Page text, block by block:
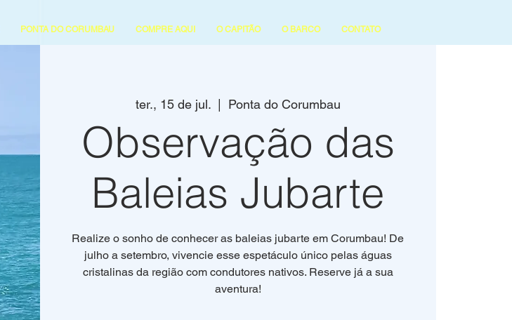
PONTA DO CORUMBAU COMPRE AQUI O CAPITÃO O BARCO CONTATO
ter., 15 de jul.
  |
Ponta do Corumbau
Observação das
Baleias Jubarte
Realize o sonho de conhecer as baleias jubarte em Corumbau! De
julho a setembro, vivencie esse espetáculo único pelas águas
cristalinas da região com condutores nativos. Reserve já a sua